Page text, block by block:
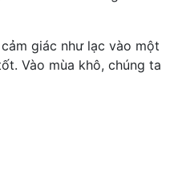
giác như lạc vào một
Vào mùa khô, chúng ta